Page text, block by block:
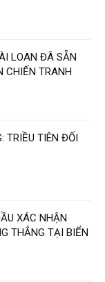
LOAN ĐÃ SẴN
CHIẾN TRANH
TRIỀU TIÊN ĐỐI
XÁC NHẬN
THẲNG TẠI BIỂN